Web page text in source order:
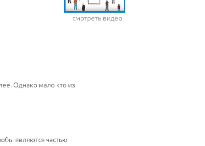
смотреть видео
Однако мало кто из
являются частью